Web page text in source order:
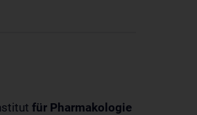
für Pharmakologie